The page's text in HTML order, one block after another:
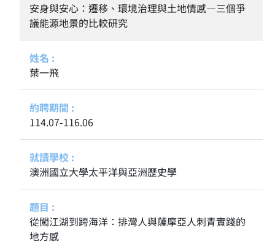
安身與安心：遷移、環境治理與土地情感—三個爭
議能源地景的比較研究
葉一飛
114.07-116.06
澳洲國立大學太平洋與亞洲歷史學
從闖江湖到跨海洋：排灣人與薩摩亞人刺青實踐的
地方感